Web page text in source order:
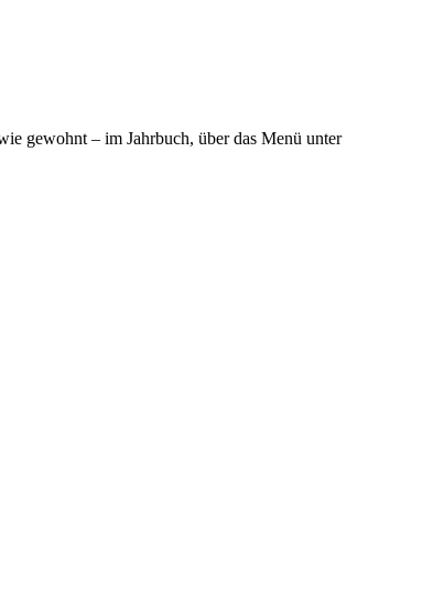
gewohnt – im Jahrbuch, über das Menü unter